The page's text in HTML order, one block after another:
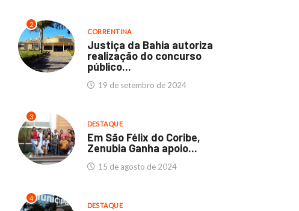
2
CORRENTINA
Justiça da Bahia autoriza
realização do concurso
público...
19 de setembro de 2024
3
DESTAQUE
Em São Félix do Coribe,
Zenubia Ganha apoio...
15 de agosto de 2024
4
DESTAQUE